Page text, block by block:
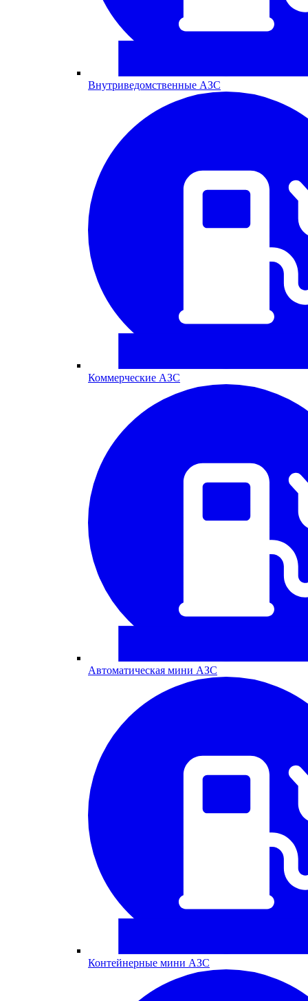
Внутриведомственные АЗС
Коммерческие АЗС
Автоматическая мини АЗС
Контейнерные мини АЗС